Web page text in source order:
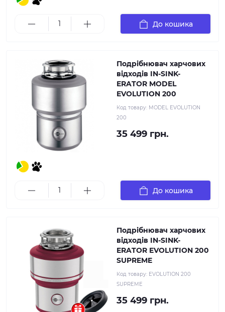
До кошика
Подрібнювач харчових
відходів IN-SINK-
ERATOR MODEL
EVOLUTION 200
Код товару: MODEL EVOLUTION
200
35 499 грн.
До кошика
Подрібнювач харчових
відходів IN-SINK-
ERATOR EVOLUTION 200
SUPREME
Код товару: EVOLUTION 200
SUPREME
35 499 грн.